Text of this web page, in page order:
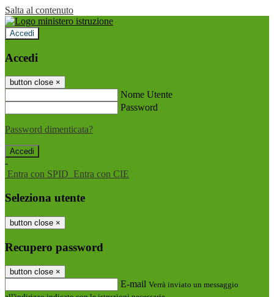
Salta al contenuto
Accedi
Accedi
button close ×
Nome Utente
Password
Password dimenticata?
-
Entra con SPID Entra con CIE
Seleziona utente
button close ×
Recupero password
button close ×
E-mail Verrà inviato un messaggio